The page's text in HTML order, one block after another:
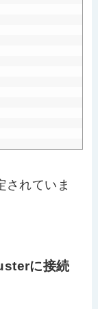
れていま
に接続